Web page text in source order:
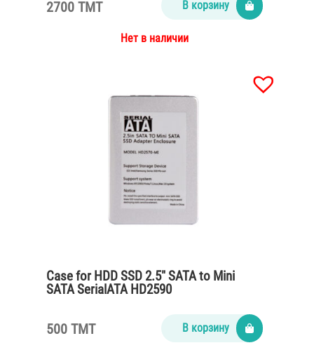
2700 TMT В корзину
Нет в наличии
Case for HDD SSD 2.5″ SATA to Mini
SATA SerialATA HD2590
500 TMT В корзину